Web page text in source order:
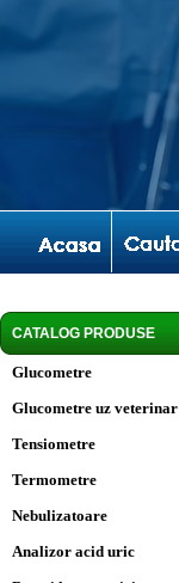
CATALOG PRODUSE
Glucometre
Glucometre uz veterinar
Tensiometre
Termometre
Nebulizatoare
Analizor acid uric